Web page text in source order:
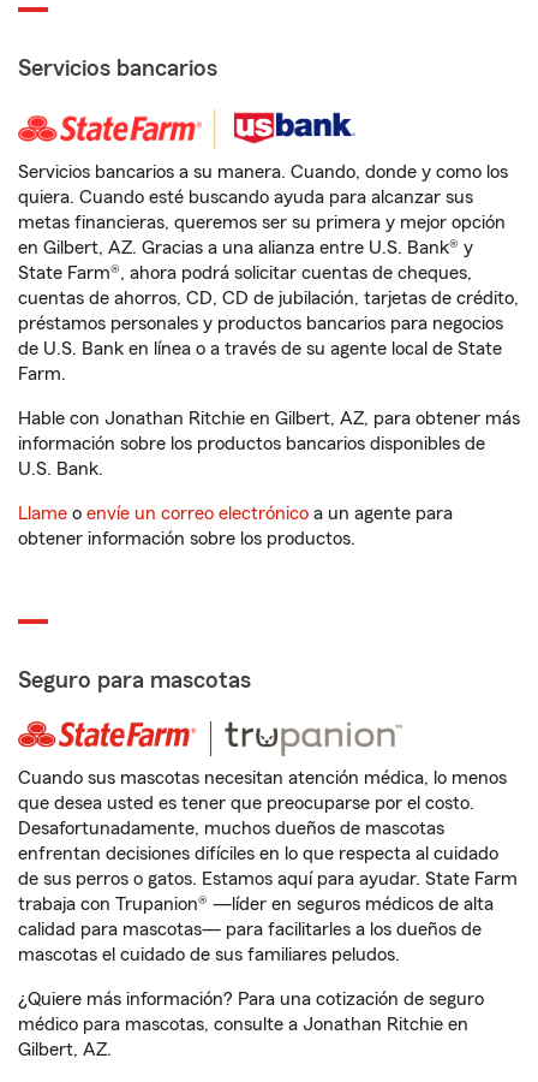
Servicios bancarios
Servicios bancarios a su manera. Cuando, donde y como los
quiera. Cuando esté buscando ayuda para alcanzar sus
metas financieras, queremos ser su primera y mejor opción
en Gilbert, AZ. Gracias a una alianza entre U.S. Bank® y
State Farm®, ahora podrá solicitar cuentas de cheques,
cuentas de ahorros, CD, CD de jubilación, tarjetas de crédito,
préstamos personales y productos bancarios para negocios
de U.S. Bank en línea o a través de su agente local de State
Farm.
Hable con Jonathan Ritchie en Gilbert, AZ, para obtener más
información sobre los productos bancarios disponibles de
U.S. Bank.
Llame o envíe un correo electrónico a un agente para
obtener información sobre los productos.
Seguro para mascotas
Cuando sus mascotas necesitan atención médica, lo menos
que desea usted es tener que preocuparse por el costo.
Desafortunadamente, muchos dueños de mascotas
enfrentan decisiones difíciles en lo que respecta al cuidado
de sus perros o gatos. Estamos aquí para ayudar. State Farm
trabaja con Trupanion® —líder en seguros médicos de alta
calidad para mascotas— para facilitarles a los dueños de
mascotas el cuidado de sus familiares peludos.
¿Quiere más información? Para una cotización de seguro
médico para mascotas, consulte a Jonathan Ritchie en
Gilbert, AZ.